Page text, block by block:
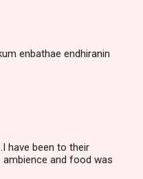
enbathae endhiranin
have been to their
ambience and food was